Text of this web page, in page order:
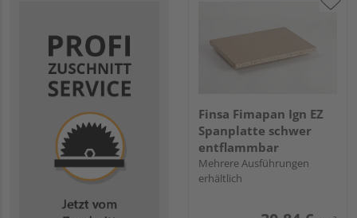
Finsa Fimapan Ign EZ
Spanplatte schwer
entflammbar
Mehrere Ausführungen
erhältlich